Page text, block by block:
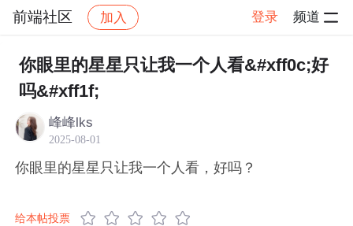
前端社区 加入 登录 频道
社区 前端社区 感慨 帖子详情
你眼里的星星只让我一个人看&#xff0c;好
吗&#xff1f;
峰峰lks
2025-08-01
你眼里的星星只让我一个人看，好吗？
给本帖投票